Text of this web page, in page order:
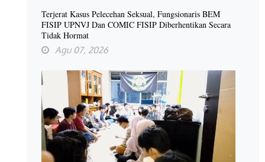
Terjerat Kasus Pelecehan Seksual, Fungsionaris BEM
FISIP UPNVJ Dan COMIC FISIP Diberhentikan Secara
Tidak Hormat
Agu 07, 2026